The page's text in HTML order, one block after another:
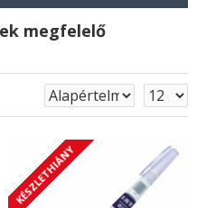
megfelelő
KÉSZLETHIÁNY